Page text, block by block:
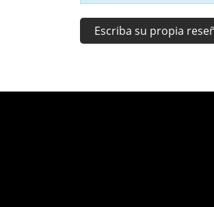
Escriba su propia